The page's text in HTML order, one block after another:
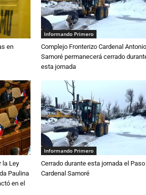
en
Informando Primero
Complejo Fronterizo Cardenal Antonio
Samoré permanecerá cerrado
esta jornada
la Ley
Paulina
en el
Informando Primero
Cerrado durante esta jornada el Paso
Cardenal Samoré